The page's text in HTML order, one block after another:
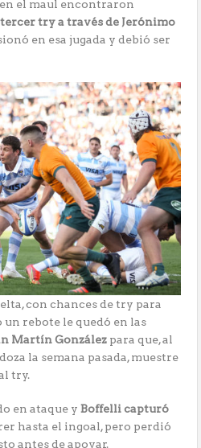
el maul encontraron
tercer try a través de Jerónimo
en esa jugada y debió ser
con chances de try para
un rebote le quedó en las
Martín González para que, al
la semana pasada, muestre
try.
en ataque yBoffelli capturó
hasta el ingoal, pero perdió
antes de apoyar.